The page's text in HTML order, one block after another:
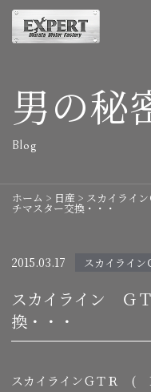
男の秘
Blog
ホーム > 日産 > スカイライ
チマスター交換・・・
2015.03.17 スカイライン
スカイライン Ｇ
換・・・
スカイラインＧＴＲ (